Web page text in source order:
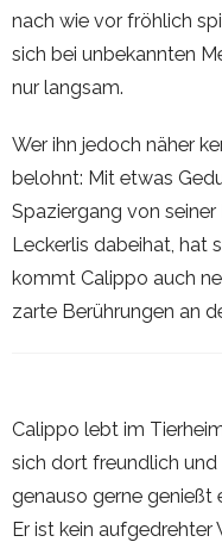
nach wie vor fröhlich
sich bei unbekannten
nur langsam.
Wer ihn jedoch näher
belohnt: Mit etwas
Spaziergang von
Leckerlis dabeihat, hat
kommt Calippo auch
zarte Berührungen an
Calippo lebt im
sich dort freundlich und
genauso gerne genießt
Er ist kein